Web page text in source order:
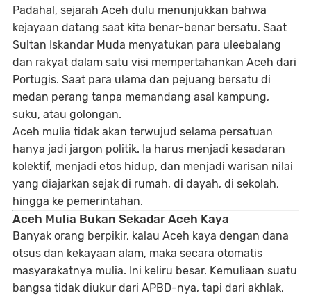
Padahal, sejarah Aceh dulu menunjukkan bahwa
kejayaan datang saat kita benar-benar bersatu. Saat
Sultan Iskandar Muda menyatukan para uleebalang
dan rakyat dalam satu visi mempertahankan Aceh dari
Portugis. Saat para ulama dan pejuang bersatu di
medan perang tanpa memandang asal kampung,
suku, atau golongan.
Aceh mulia tidak akan terwujud selama persatuan
hanya jadi jargon politik. Ia harus menjadi kesadaran
kolektif, menjadi etos hidup, dan menjadi warisan nilai
yang diajarkan sejak di rumah, di dayah, di sekolah,
hingga ke pemerintahan.
Aceh Mulia Bukan Sekadar Aceh Kaya
Banyak orang berpikir, kalau Aceh kaya dengan dana
otsus dan kekayaan alam, maka secara otomatis
masyarakatnya mulia. Ini keliru besar. Kemuliaan suatu
bangsa tidak diukur dari APBD-nya, tapi dari akhlak,